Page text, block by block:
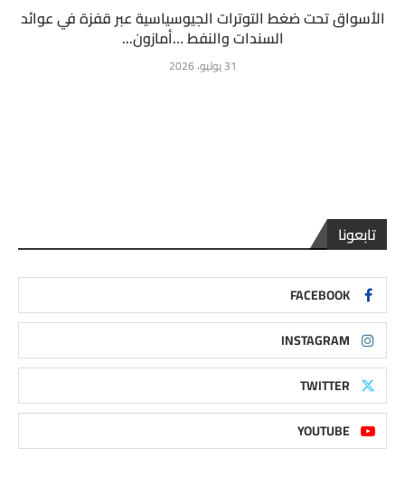
الأسواق تحت ضغط التوترات الجيوسياسية عبر قفزة في عوائد
السندات والنفط …أمازون...
31 يوليو، 2026
تابعونا
FACEBOOK
INSTAGRAM
TWITTER
YOUTUBE